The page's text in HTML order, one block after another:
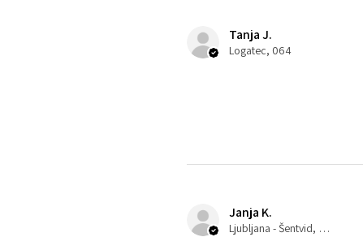
Tanja J.
Logatec, 064
Janja K.
Ljubljana - Šentvid, 061